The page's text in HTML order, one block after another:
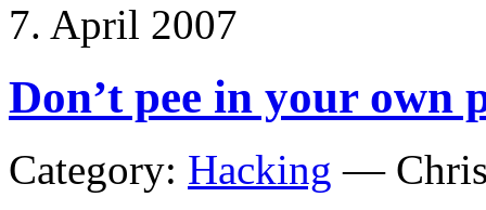
7. April 2007
Don’t pee in your own
Category: Hacking —